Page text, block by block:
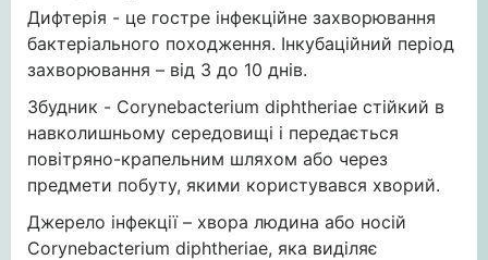
Дифтерія - це гостре інфекційне захворювання
бактеріального походження. Інкубаційний період
захворювання – від 3 до 10 днів.
Збудник - Corynebacterium diphtheriae стійкий в
навколишньому середовищі і передається
повітряно-крапельним шляхом або через
предмети побуту, якими користувався хворий.
Джерело інфекції – хвора людина або носій
Corynebacterium diphtheriae, яка виділяє